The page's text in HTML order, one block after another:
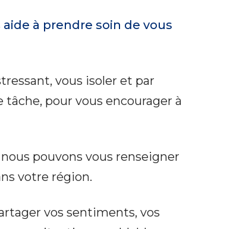
à prendre soin de vous
vous isoler et par
pour vous encourager à
pouvons vous renseigner
votre région.
vos sentiments, vos